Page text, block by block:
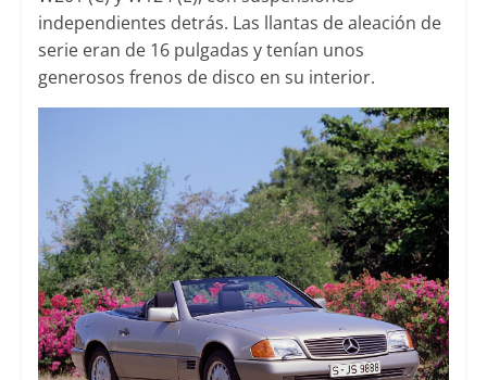
independientes detrás. Las llantas de aleación de
serie eran de 16 pulgadas y tenían unos
generosos frenos de disco en su interior.